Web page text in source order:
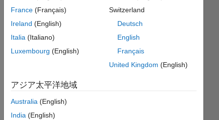
example
start
and y
with y
and x
= 3
France (Français)
Ireland (English)
Italia (Italiano)
Luxembourg (English)
Switzerland
Deutsch
English
Français
United Kingdom (English)
アジア太平洋地域
Australia (English)
India (English)